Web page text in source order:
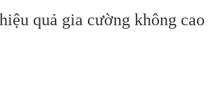
quả gia cường không cao